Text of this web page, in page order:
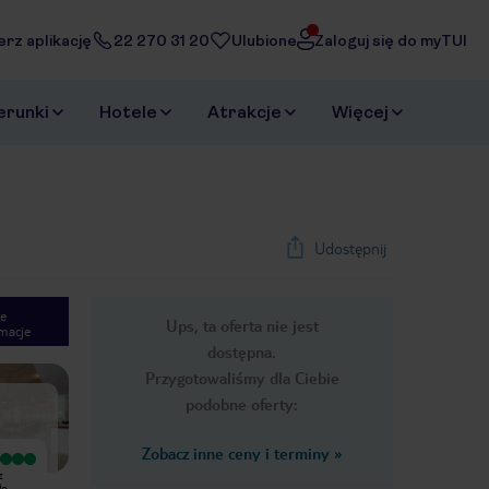
aplikację 22 270 31 20 Ulubione Zaloguj się do myTUI
Hotele Atrakcje Więcej
Udostępnij
Ups, ta oferta nie jest
dostępna.
Przygotowaliśmy dla Ciebie
podobne oferty:
Zobacz inne ceny i terminy »
Next slide
1/22
Wyjątkowy